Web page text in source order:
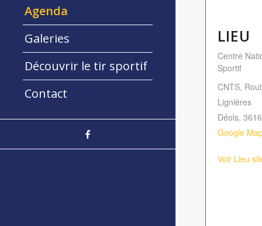
Agenda
Galeries
Découvrir le tir sportif
Contact
LIEU
Centre
Sportif
CNTS,
Lignières
Déols,
Google
Voir Lieu